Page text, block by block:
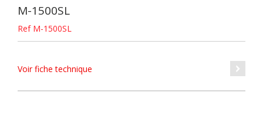
M-1500SL
Ref M-1500SL
Voir fiche technique